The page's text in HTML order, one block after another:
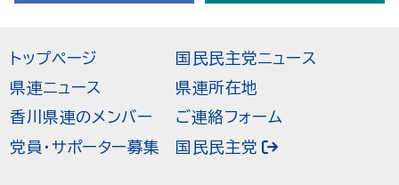
トップページ
県連ニュース
香川県連のメンバー
党員・サポーター募集
国民民主党ニュース
県連所在地
ご連絡フォーム
国民民主党